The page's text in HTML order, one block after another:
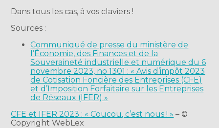
Dans tous les cas, à vos claviers !
Sources :
Communiqué de presse du ministère de
l’Économie, des Finances et de la
Souveraineté industrielle et numérique du 6
novembre 2023, no 1301 : « Avis d’impôt 2023
de Cotisation Foncière des Entreprises (CFE)
et d’Imposition Forfaitaire sur les Entreprises
de Réseaux (IFER) »
CFE et IFER 2023 : « Coucou, c’est nous ! » – ©
Copyright WebLex